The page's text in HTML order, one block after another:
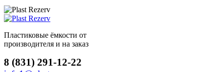
Пластиковые ёмкости от
производителя и на заказ
8 (831) 291-12-22